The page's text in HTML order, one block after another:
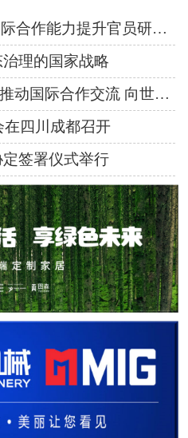
“一带一路”国家林草国际合作能力提升官员研修班在京结业
理的国家战略
年度盘点 | 国际合作：推动国际合作交流 向世界贡献中国智慧
在四川成都召开
签署仪式举行